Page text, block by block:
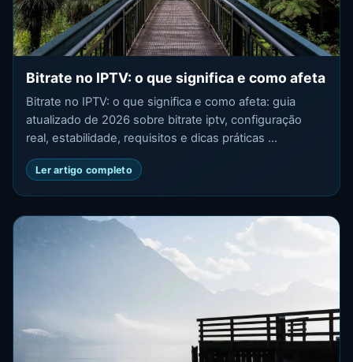
Bitrate no IPTV: o que significa e como afeta
Bitrate no IPTV: o que significa e como afeta: guia
atualizado de 2026 sobre bitrate iptv, configuração
real, estabilidade, requisitos e dicas práticas ...
Ler artigo completo